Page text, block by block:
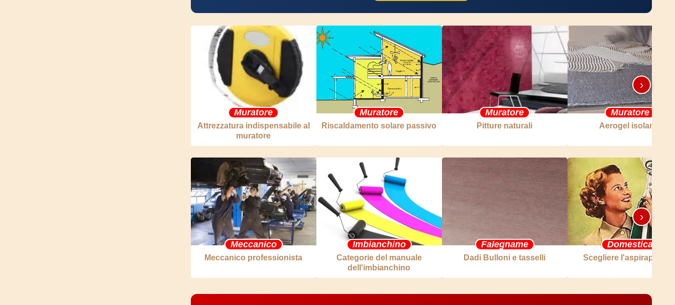
Muratore
Attrezzatura indispensabile al
muratore
Muratore
Riscaldamento solare passivo
Muratore
Pitture naturali
Muratore
Aerogel isolante
›
Meccanico
Meccanico professionista
Imbianchino
Categorie del manuale
dell'imbianchino
Falegname
Dadi Bulloni e tasselli
Domestica
Scegliere
›